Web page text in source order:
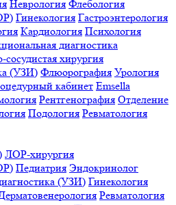
Неврология Флебология
Гинекология Гастроэнтерология
Кардиология Психология
диагностика
сосудистая хирургия
(УЗИ) Флюорография Урология
кабинет Emsella
Рентгенография Отделение
Подология Ревматология
ЛОР-хирургия
Педиатрия Эндокринолог
(УЗИ) Гинекология
Ревматология